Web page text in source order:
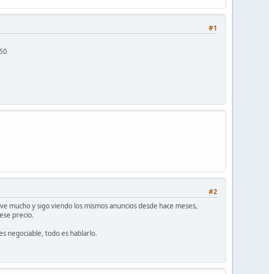
#1
#2
mucho y sigo viendo los mismos anuncios desde hace meses,
precio.
negociable, todo es hablarlo.